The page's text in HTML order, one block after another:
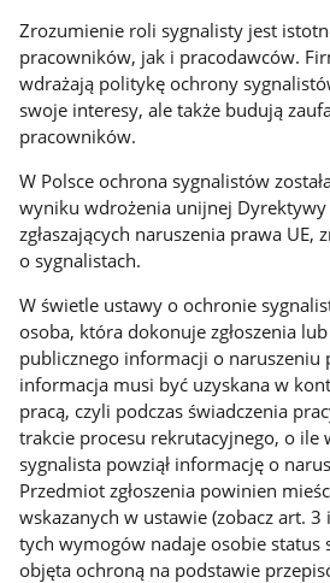
Zrozumienie roli sygnalisty jest
pracowników, jak i pracodawców.
wdrażają politykę ochrony
swoje interesy, ale także budują
pracowników.
W Polsce ochrona sygnalistów
wyniku wdrożenia unijnej
zgłaszających naruszenia prawa UE,
o sygnalistach.
W świetle ustawy o ochronie
osoba, która dokonuje zgłoszenia
publicznego informacji o naruszeniu
informacja musi być uzyskana w
pracą, czyli podczas świadczenia
trakcie procesu rekrutacyjnego, o ile
sygnalista powziął informację o
Przedmiot zgłoszenia powinien
wskazanych w ustawie (zobacz art. 3
tych wymogów nadaje osobie status
objęta ochroną na podstawie